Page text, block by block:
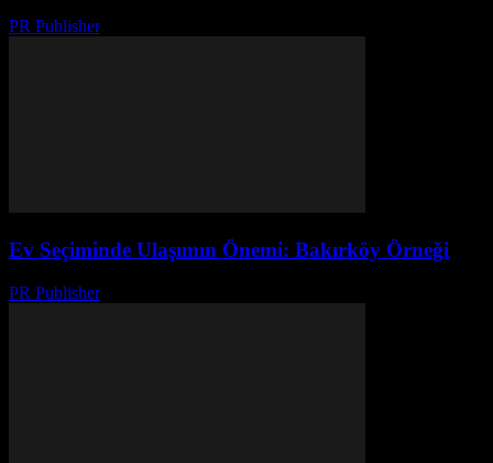
PR Publisher-
Ev Seçiminde Ulaşımın Önemi: Bakırköy Örneği
PR Publisher-